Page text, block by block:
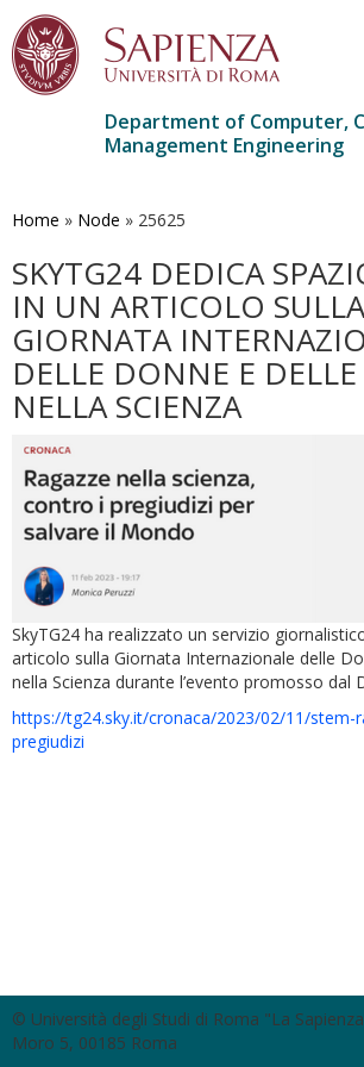
main
Department of Computer,
Management Engineering
Home » Node » 25625
SKYTG24 DEDICA
IN UN ARTICOLO SULLA
GIORNATA
DELLE DONNE E DELLE
NELLA SCIENZA
SkyTG24 ha realizzato un servizio
articolo sulla Giornata Internazionale delle
nella Scienza durante l’evento promosso dal
https://tg24.sky.it/cronaca/2023/02/11/stem-
pregiudizi
© Università degli Studi di Roma "La
Moro 5, 00185 Roma